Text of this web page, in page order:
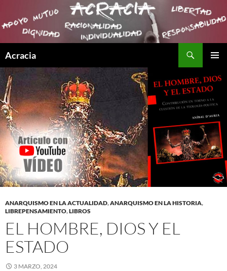
Acracia
AL
CONTENIDO
ANARQUISMO EN LA ACTUALIDAD,ANARQUISMO EN LA HISTORIA,
LIBREPENSAMIENTO,LIBROS
EL HOMBRE, DIOS Y EL
ESTADO
3 MARZO, 2024